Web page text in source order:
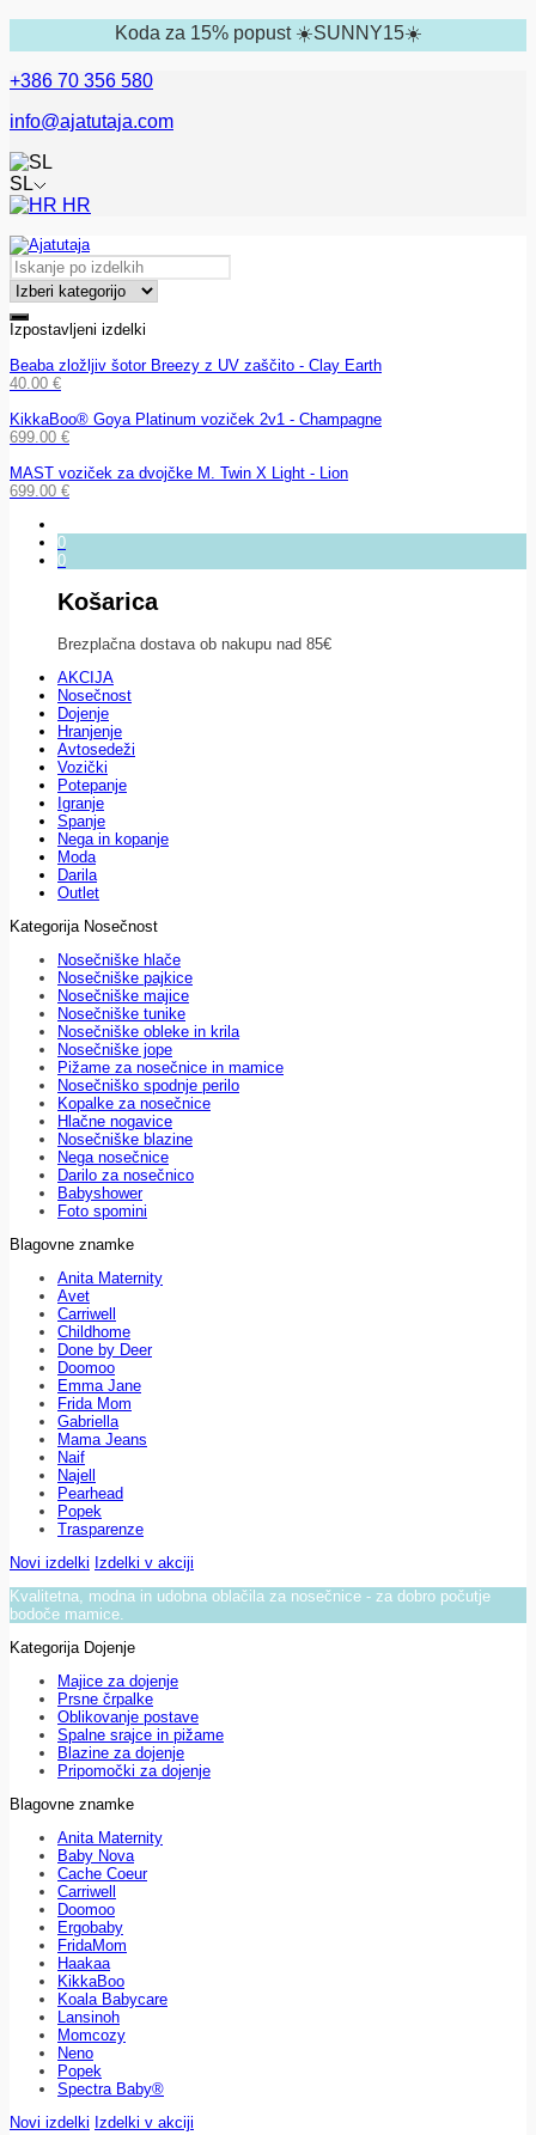
Koda za 15% popust ☀️SUNNY15☀️
+386 70 356 580
info@ajatutaja.com
SL
HR
Izpostavljeni izdelki
Beaba zložljiv šotor Breezy z UV zaščito - Clay Earth
40.00 €
KikkaBoo® Goya Platinum voziček 2v1 - Champagne
699.00 €
MAST voziček za dvojčke M. Twin X Light - Lion
699.00 €
0
0
Košarica
Brezplačna dostava ob nakupu nad 85€
AKCIJA
Nosečnost
Dojenje
Hranjenje
Avtosedeži
Vozički
Potepanje
Igranje
Spanje
Nega in kopanje
Moda
Darila
Outlet
Kategorija Nosečnost
Nosečniške hlače
Nosečniške pajkice
Nosečniške majice
Nosečniške tunike
Nosečniške obleke in krila
Nosečniške jope
Pižame za nosečnice in mamice
Nosečniško spodnje perilo
Kopalke za nosečnice
Hlačne nogavice
Nosečniške blazine
Nega nosečnice
Darilo za nosečnico
Babyshower
Foto spomini
Blagovne znamke
Anita Maternity
Avet
Carriwell
Childhome
Done by Deer
Doomoo
Emma Jane
Frida Mom
Gabriella
Mama Jeans
Naif
Najell
Pearhead
Popek
Trasparenze
Novi izdelki Izdelki v akciji
Kvalitetna, modna in udobna oblačila za nosečnice - za dobro počutje
bodoče mamice.
Kategorija Dojenje
Majice za dojenje
Prsne črpalke
Oblikovanje postave
Spalne srajce in pižame
Blazine za dojenje
Pripomočki za dojenje
Blagovne znamke
Anita Maternity
Baby Nova
Cache Coeur
Carriwell
Doomoo
Ergobaby
FridaMom
Haakaa
KikkaBoo
Koala Babycare
Lansinoh
Momcozy
Neno
Popek
Spectra Baby®
Novi izdelki Izdelki v akciji